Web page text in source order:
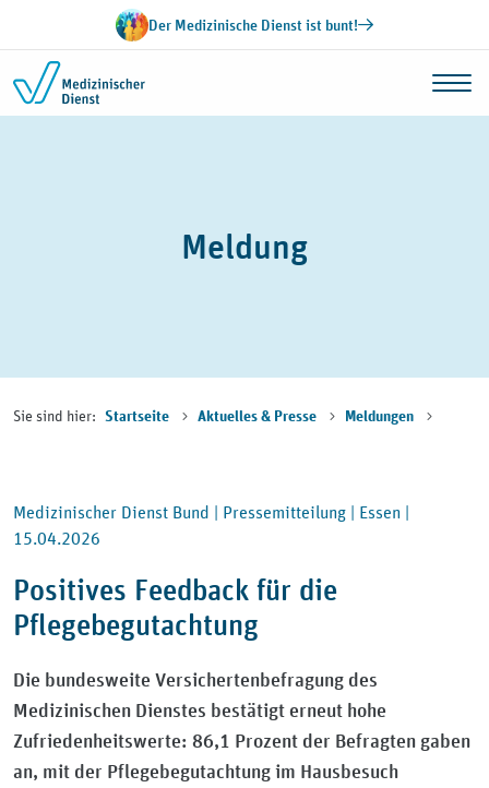
Zum Inhalt springenDer Medizinische Dienst ist bunt!
Meldung
Sie sind hier: Startseite Aktuelles & Presse Meldungen
Medizinischer Dienst Bund | Pressemitteilung | Essen |
15.04.2026
Positives Feedback für die
Pflegebegutachtung
Die bundesweite Versichertenbefragung des
Medizinischen Dienstes bestätigt erneut hohe
Zufriedenheitswerte: 86,1 Prozent der Befragten gaben
an, mit der Pflegebegutachtung im Hausbesuch